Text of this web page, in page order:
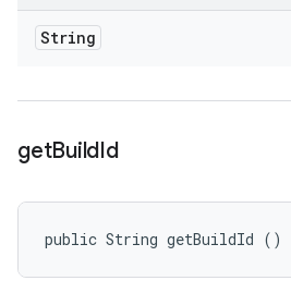
String
getBuildId
public String getBuildId ()